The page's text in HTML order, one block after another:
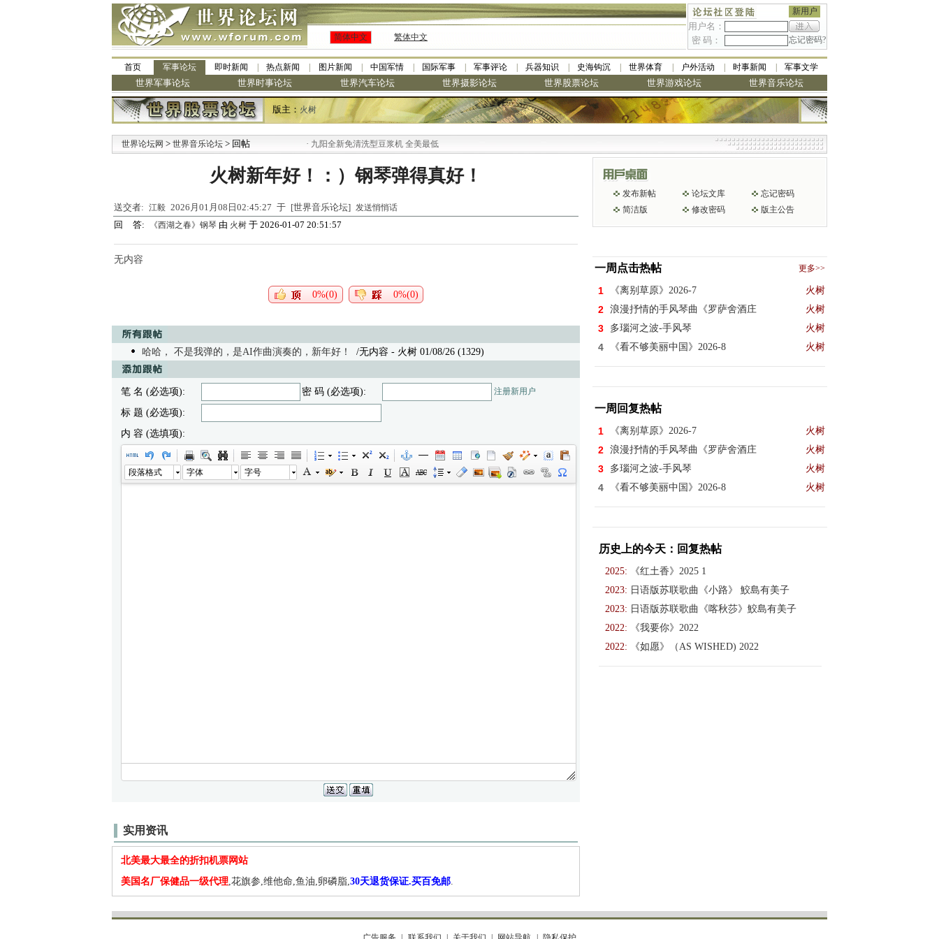
新用户
用户名：
密 码：
忘记密码?
简体中文 繁体中文
首页 军事论坛 即时新闻 热点新闻 图片新闻 中国军情 国际军事 军事评论 兵器知识 史海钩沉 世界体育 户外活动 时事新闻 军事文学
世界军事论坛 世界时事论坛 世界汽车论坛 世界摄影论坛 世界股票论坛 世界游戏论坛 世界音乐论坛
版主： 火树
世界论坛网 > 世界音乐论坛 > 回帖 九阳全新免清洗型豆浆机 全美最低
火树新年好！：）钢琴弹得真好！
送交者: 江毅 2026月01月08日02:45:27 于 [世界音乐论坛] 发送悄悄话
回 答: 《西湖之春》钢琴 由 火树 于 2026-01-07 20:51:57
无内容
0%(0) 0%(0)
哈哈， 不是我弹的，是AI作曲演奏的，新年好！ /无内容 - 火树 01/08/26 (1329)
笔 名 (必选项): 密 码 (必选项): 注册新用户
标 题 (必选项):
内 容 (选填项):
段落格式 字体 字号
实用资讯
北美最大最全的折扣机票网站
美国名厂保健品一级代理,花旗参,维他命,鱼油,卵磷脂,30天退货保证.买百免邮.
发布新帖 论坛文库
忘记密码
简洁版
修改密码 版主公告
一周点击热帖 更多>>
1 《离别草原》2026-7 火树
2 浪漫抒情的手风琴曲《罗萨舍酒庄 火树
3 多瑙河之波-手风琴 火树
4 《看不够美丽中国》2026-8 火树
一周回复热帖
1 《离别草原》2026-7 火树
2 浪漫抒情的手风琴曲《罗萨舍酒庄 火树
3 多瑙河之波-手风琴 火树
4 《看不够美丽中国》2026-8 火树
历史上的今天：回复热帖
2025:
《红土香》2025 1
2023: 日语版苏联歌曲《小路》 鮫島有美子
2023: 日语版苏联歌曲《喀秋莎》鮫島有美子
2022:
《我要你》2022
2022:
《如愿》（AS WISHED) 2022